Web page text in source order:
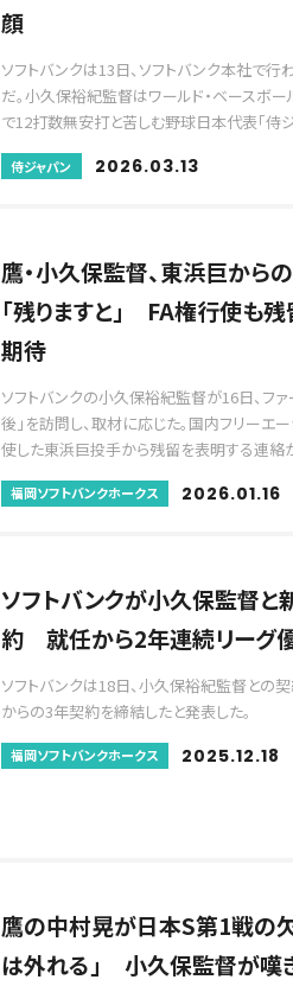
顔
ソフトバンクは13日、ソフトバンク本社で
だ。小久保裕紀監督はワールド・ベースボール
で12打数無安打と苦しむ野球日本代表「侍
侍ジャパン 2026.03.13
鷹・小久保監督、東浜巨から
「残りますと」 FA権行使も
期待
ソフトバンクの小久保裕紀監督が16日、ファ
後」を訪問し、取材に応じた。国内フリーエー
使した東浜巨投手から残留を表明する連絡
福岡ソフトバンクホークス 2026.01.16
ソフトバンクが小久保監督と
約 就任から2年連続リーグ
ソフトバンクは18日、小久保裕紀監督との
からの3年契約を締結したと発表した。
福岡ソフトバンクホークス 2025.12.18
鷹の中村晃が日本S第1戦の
は外れる」 小久保監督が嘆